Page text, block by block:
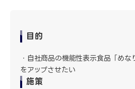
目的
自社商品の機能性表示食品「め
をアップさせたい
施策